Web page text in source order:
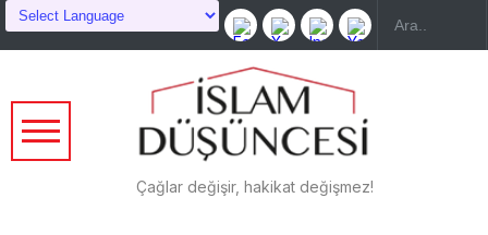
Çağlar değişir, hakikat değişmez!